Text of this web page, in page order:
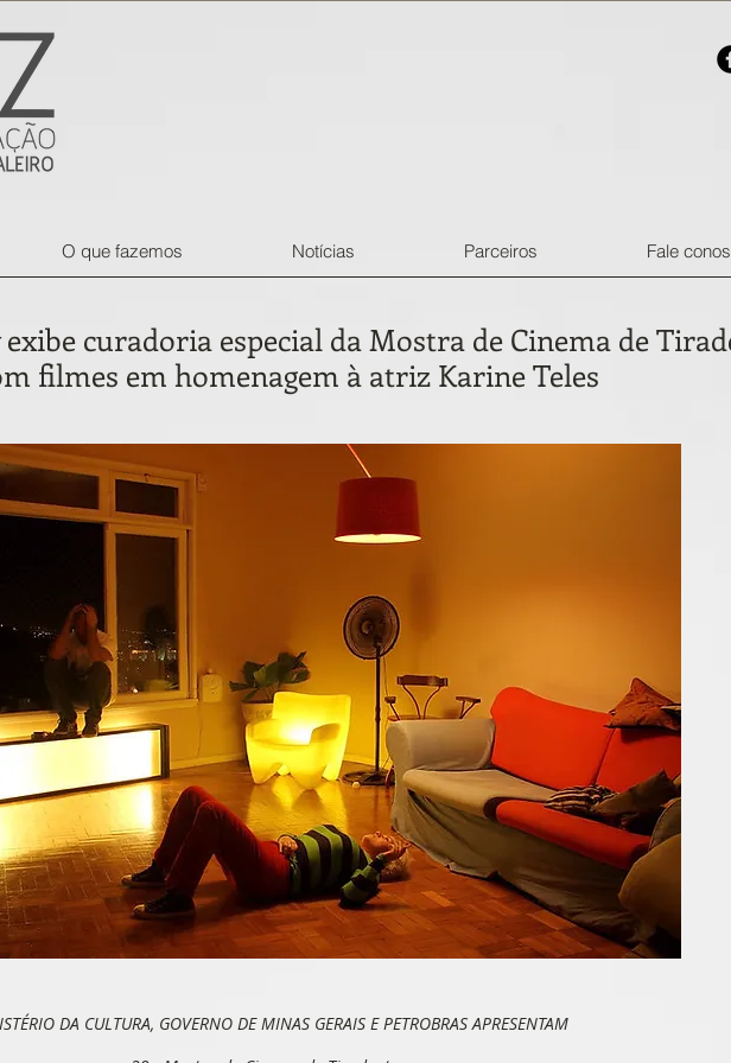
O que fazemos Notícias Parceiros Fale
curadoria especial da Mostra de Cinema de
filmes em homenagem à atriz Karine Teles
DA CULTURA, GOVERNO DE MINAS GERAIS E PETROBRAS APRESENTAM